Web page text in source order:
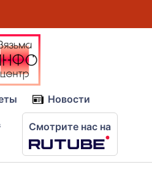
Новости
Смотрите нас на